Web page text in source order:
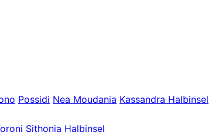
Possidi Nea Moudania Kassandra Halbinsel
Sithonia Halbinsel